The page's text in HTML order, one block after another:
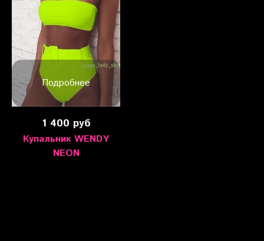
Подробнее
1 400 руб
Купальник WENDY
NEON